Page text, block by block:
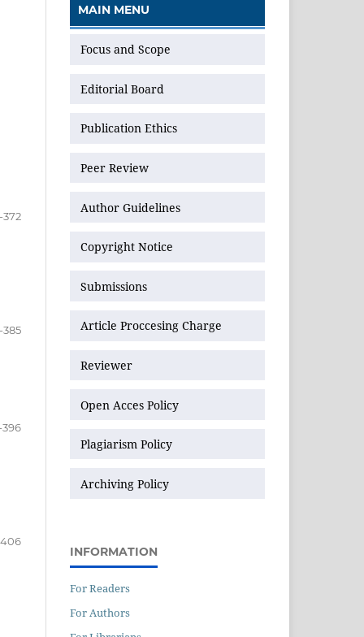
372
385
396
MAIN MENU
Focus and Scope
Editorial Board
Publication Ethics
Peer Review
Author Guidelines
Copyright Notice
Submissions
Article Proccesing Charge
Reviewer
Open Acces Policy
Plagiarism Policy
Archiving Policy
INFORMATION
For Readers
For Authors